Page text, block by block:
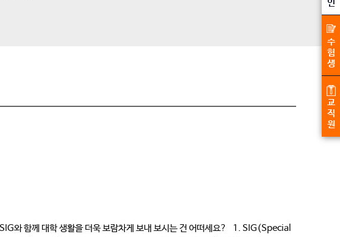
와 함께 대학 생활을 더욱 보람차게 보내 보시는 건 어떠세요? 1. SIG(Special
인
수
험
생
교
직
원